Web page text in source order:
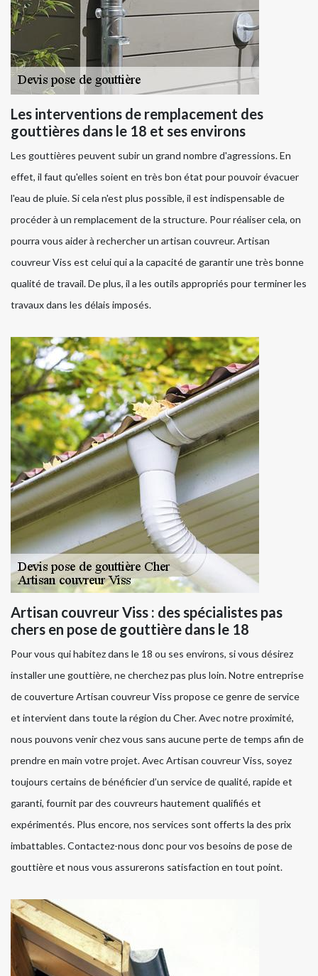
Les interventions de remplacement des
gouttières dans le 18 et ses environs
Les gouttières peuvent subir un grand nombre d'agressions. En
effet, il faut qu'elles soient en très bon état pour pouvoir évacuer
l'eau de pluie. Si cela n'est plus possible, il est indispensable de
procéder à un remplacement de la structure. Pour réaliser cela, on
pourra vous aider à rechercher un artisan couvreur. Artisan
couvreur Viss est celui qui a la capacité de garantir une très bonne
qualité de travail. De plus, il a les outils appropriés pour terminer les
travaux dans les délais imposés.
Artisan couvreur Viss : des spécialistes pas
chers en pose de gouttière dans le 18
Pour vous qui habitez dans le 18 ou ses environs, si vous désirez
installer une gouttière, ne cherchez pas plus loin. Notre entreprise
de couverture Artisan couvreur Viss propose ce genre de service
et intervient dans toute la région du Cher. Avec notre proximité,
nous pouvons venir chez vous sans aucune perte de temps afin de
prendre en main votre projet. Avec Artisan couvreur Viss, soyez
toujours certains de bénéficier d’un service de qualité, rapide et
garanti, fournit par des couvreurs hautement qualifiés et
expérimentés. Plus encore, nos services sont offerts la des prix
imbattables. Contactez-nous donc pour vos besoins de pose de
gouttière et nous vous assurerons satisfaction en tout point.